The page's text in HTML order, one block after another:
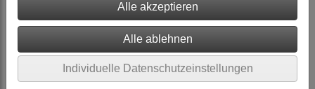
Individuelle Datenschutzeinstellungen